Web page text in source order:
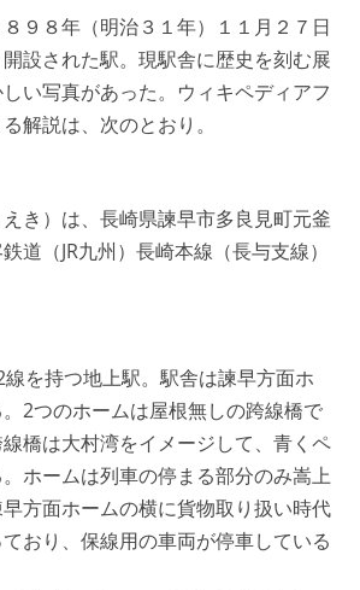
８９８年（明治３１年）１１月２７日
設された駅。現駅舎に歴史を刻む展
い写真があった。ウィキペディアフ
解説は、次のとおり。
き）は、長崎県諫早市多良見町元釜
道（JR九州）長崎本線（長与支線）
を持つ地上駅。駅舎は諫早方面ホ
2つのホームは屋根無しの跨線橋で
橋は大村湾をイメージして、青くペ
ホームは列車の停まる部分のみ嵩上
方面ホームの横に貨物取り扱い時代
おり、保線用の車両が停車している